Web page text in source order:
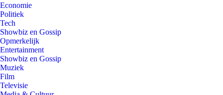
Economie
Politiek
Tech
Showbiz en Gossip
Opmerkelijk
Entertainment
Showbiz en Gossip
Muziek
Film
Televisie